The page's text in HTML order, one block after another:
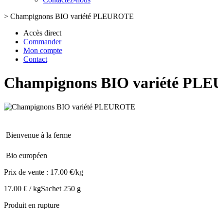
> Champignons BIO variété PLEUROTE
Accès direct
Commander
Mon compte
Contact
Champignons BIO variété
Bienvenue à la ferme
Bio européen
Prix de vente : 17.00 €/kg
17.00 € / kgSachet 250 g
Produit en rupture